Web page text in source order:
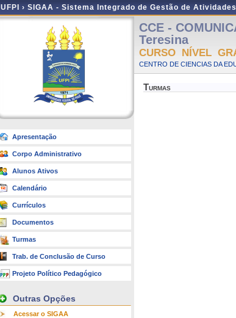
UFPI › SIGAA - Sistema Integrado de Gestão de
Apresentação
Corpo Administrativo
Alunos Ativos
Calendário
Currículos
Documentos
Turmas
Trab. de Conclusão de Curso
Projeto Político Pedagógico
Outras Opções
Acessar o SIGAA
CCE -
Teresina
CURSO NÍVEL
CENTRO DE CIENCIAS DA
Turmas